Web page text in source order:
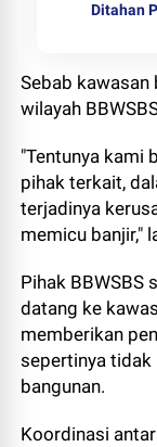
Ditahan
Sebab kawasan
wilayah
"Tentunya kami
pihak terkait,
terjadinya
memicu banjir,"
Pihak BBWSBS
datang ke
memberikan
sepertinya tidak
bangunan.
Koordinasi